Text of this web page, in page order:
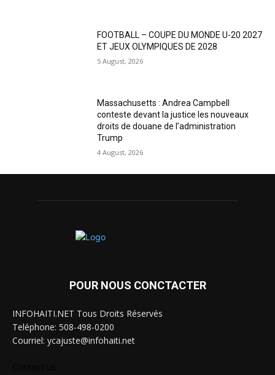
FOOTBALL – COUPE DU MONDE U-20 2027
ET JEUX OLYMPIQUES DE 2028
5 August, 2026
Massachusetts : Andrea Campbell
conteste devant la justice les nouveaux
droits de douane de l’administration
Trump
4 August, 2026
POUR NOUS CONCTACTER
INFOHAITI.NET Tous Droits Réservés
Teléphone: 508-498-0200
Courriel: ycajuste@infohaiti.net